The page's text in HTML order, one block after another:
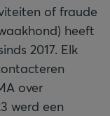
of fraude
heeft
2017. Elk
over
werd een